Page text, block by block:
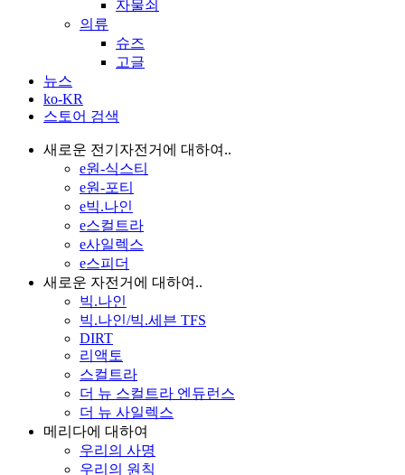
자물쇠
의류
슈즈
고글
뉴스
ko-KR
스토어 검색
새로운 전기자전거에 대하여..
e원-식스티
e원-포티
e빅.나인
e스컬트라
e사일렉스
e스피더
새로운 자전거에 대하여..
빅.나인
빅.나인/빅.세븐 TFS
DIRT
리액토
스컬트라
더 뉴 스컬트라 엔듀런스
더 뉴 사일렉스
메리다에 대하여
우리의 사명
우리의 원칙